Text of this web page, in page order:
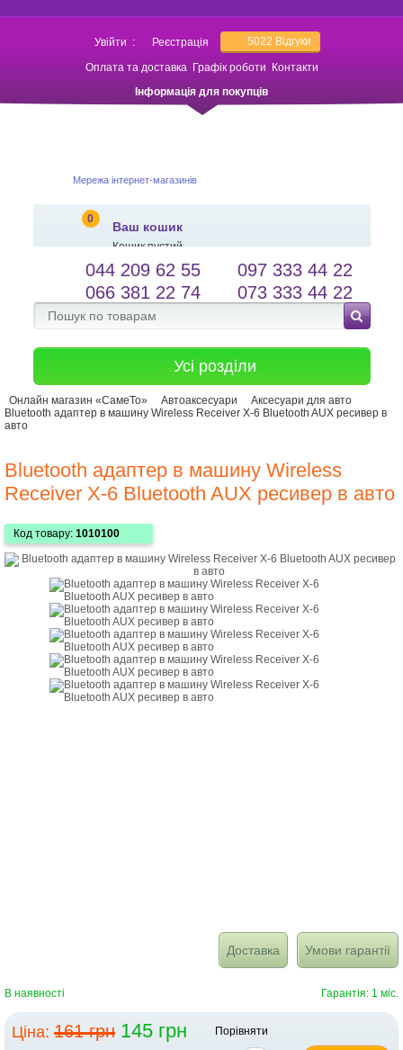
Увійти : Реєстрація 5022 Відгуки
Оплата та доставка Графік роботи
Контакти
Інформація для покупців
Мережа інтернет-магазинів
0
Ваш кошик
Кошик пустий
salessameto@gmail.com
Зворотній зв'язок
Мова сайту
044 209 62 55
097 333 44 22
066 381 22 74
073 333 44 22
Усі розділи
Онлайн магазин «СамеТо» Автоаксесуари
Аксесуари для авто
Bluetooth адаптер в машину Wireless Receiver X-6 Bluetooth AUX ресивер в
авто
Bluetooth адаптер в машину Wireless
Receiver X-6 Bluetooth AUX ресивер в авто
Код товару: 1010100
Доставка Умови гарантії
В наявності Гарантія: 1 міс.
Ціна: 161 грн 145 грн Порівняти